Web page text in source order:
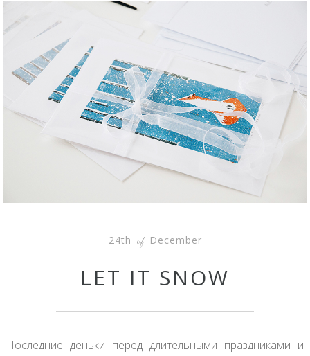
24th of December
LET IT SNOW
Последние деньки перед длительными праздниками и